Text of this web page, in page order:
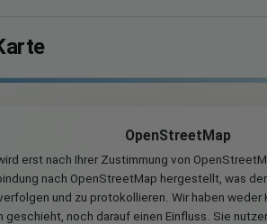
OpenStreetMap
erst nach Ihrer Zustimmung von
nach OpenStreetMap hergestellt, was
und zu protokollieren. Wir haben weder
geschieht, noch darauf einen Einfluss. Sie